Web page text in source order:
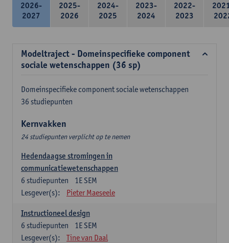
2026-
2027
2025-
2026
2024-
2025
2023-
2024
2022-
2023
Modeltraject - Domeinspecifieke component
sociale wetenschappen (36 sp)
Domeinspecifieke component sociale wetenschappen
36 studiepunten
Kernvakken
24 studiepunten verplicht op te nemen
Hedendaagse stromingen in
communicatiewetenschappen
1E SEM
6 studiepunten
Lesgever(s):
Pieter Maeseele
Instructioneel design
1E SEM
6 studiepunten
Lesgever(s):
Tine van Daal